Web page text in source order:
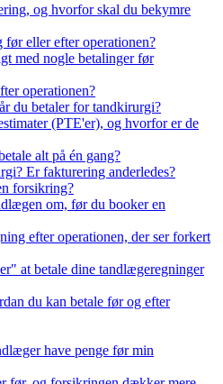
og hvorfor skal du bekymre
eller efter operationen?
med nogle betalinger før
operationen?
du betaler for tandkirurgi?
(PTE'er), og hvorfor er de
alt på én gang?
Er fakturering anderledes?
forsikring?
om, før du booker en
efter operationen, der ser forkert
at betale dine tandlægeregninger
du kan betale før og efter
have penge før min